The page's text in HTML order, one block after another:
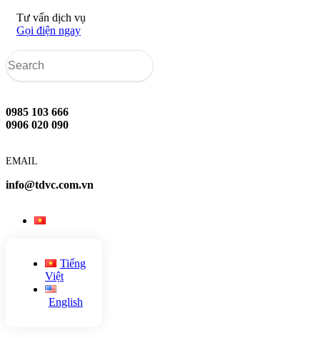
Tư vấn dịch vụ
Gọi điện ngay
0985 103 666
0906 020 090
EMAIL
info@tdvc.com.vn
Tiếng
Việt
English